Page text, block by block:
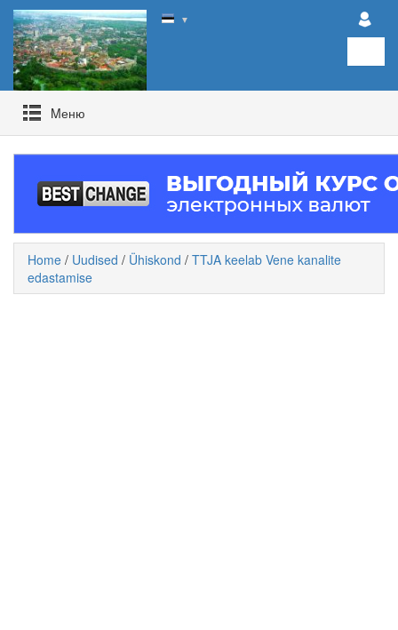
▼
Mеню
Home / Uudised / Ühiskond / TTJA keelab Vene kanalite
edastamise